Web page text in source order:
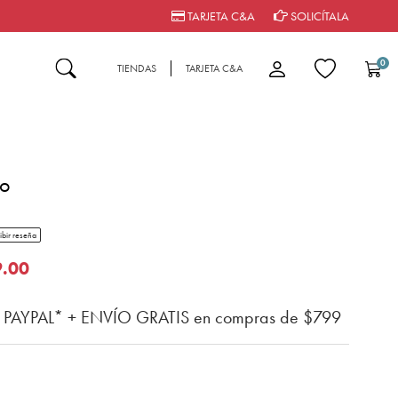
TARJETA C&A SOLICÍTALA
TIENDAS TARJETA C&A 0
del cliente
rating
reseña
de
+ ENVÍO GRATIS en compras de $799